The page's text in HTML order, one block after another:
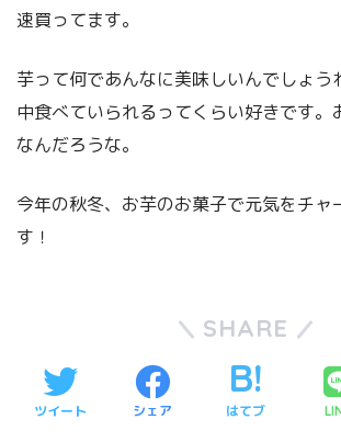
速買ってます。
芋って何であんなに美味しいんでしょう
中食べていられるってくらい好きです。
なんだろうな。
今年の秋冬、お芋のお菓子で元気をチャ
す！
SHARE
ツイート シェア はてブ